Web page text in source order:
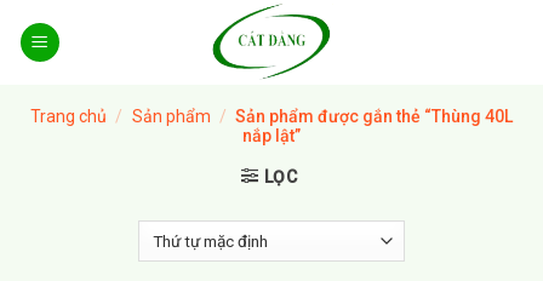
Trang chủ / Sản phẩm / Sản phẩm được gắn thẻ “Thùng 40L
nắp lật”
LỌC